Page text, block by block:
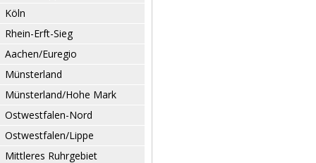
Köln
Rhein-Erft-Sieg
Aachen/Euregio
Münsterland
Münsterland/Hohe Mark
Ostwestfalen-Nord
Ostwestfalen/Lippe
Mittleres Ruhrgebiet